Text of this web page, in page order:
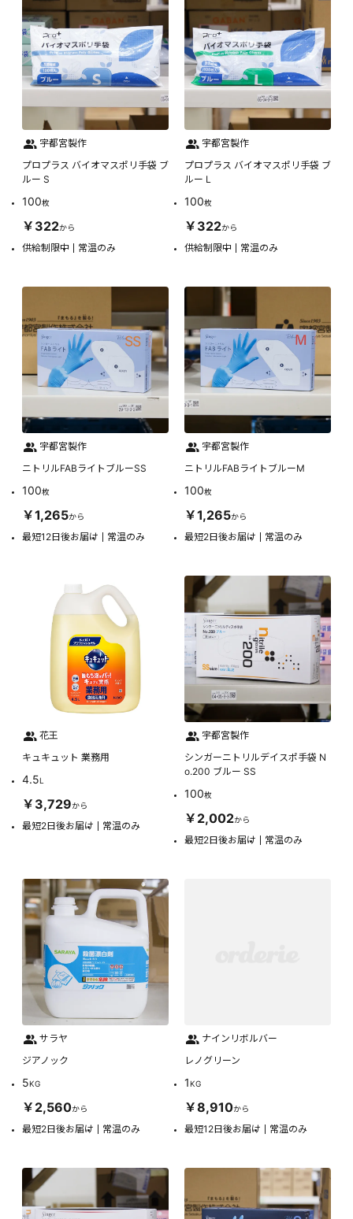
宇都宮製作
プロプラス バイオマスポリ手袋 ブ
ルー S
100枚
￥322から
供給制限中 常温のみ
宇都宮製作
プロプラス バイオマスポリ手袋 ブ
ルー L
100枚
￥322から
供給制限中 常温のみ
宇都宮製作
ニトリルFABライトブルーSS
100枚
￥1,265から
最短12日後お届け 常温のみ
宇都宮製作
ニトリルFABライトブルーM
100枚
￥1,265から
最短2日後お届け 常温のみ
花王
キュキュット 業務用
4.5L
￥3,729から
最短2日後お届け 常温のみ
宇都宮製作
シンガーニトリルデイスポ手袋 N
o.200 ブルー SS
100枚
￥2,002から
最短2日後お届け 常温のみ
サラヤ
ジアノック
5KG
￥2,560から
最短2日後お届け 常温のみ
ナインリボルバー
レノグリーン
1KG
￥8,910から
最短12日後お届け 常温のみ